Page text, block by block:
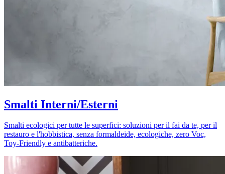
Smalti Interni/Esterni
Smalti ecologici per tutte le superfici: soluzioni per il fai da te, per il
restauro e l'hobbistica, senza formaldeide, ecologiche, zero Voc,
Toy-Friendly e antibatteriche.